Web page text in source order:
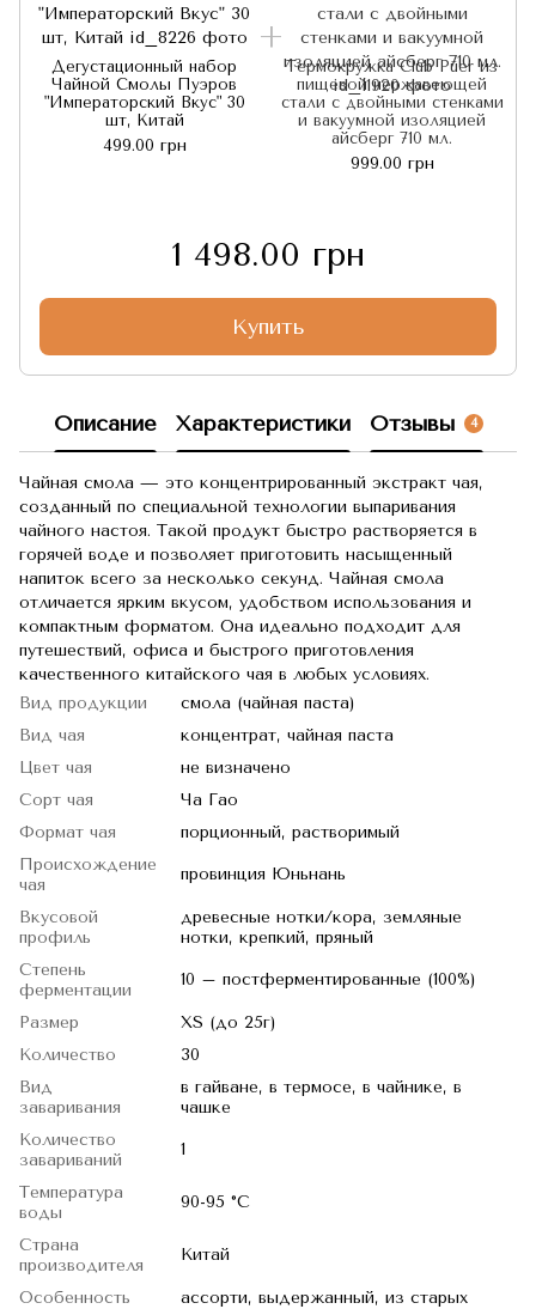
Дегустационный набор
Чайной Смолы Пуэров
"Императорский Вкус" 30
шт, Китай
499.00 грн
Термокружка Club Puer из
пищевой нержавеющей
стали с двойными стенками
и вакуумной изоляцией
айсберг 710 мл.
999.00 грн
1 498.00 грн
Купить
Описание Характеристики Отзывы 4
Чайная смола — это концентрированный экстракт чая,
созданный по специальной технологии выпаривания
чайного настоя. Такой продукт быстро растворяется в
горячей воде и позволяет приготовить насыщенный
напиток всего за несколько секунд. Чайная смола
отличается ярким вкусом, удобством использования и
компактным форматом. Она идеально подходит для
путешествий, офиса и быстрого приготовления
качественного китайского чая в любых условиях.
Вид продукции
смола (чайная паста)
Вид чая
концентрат, чайная паста
Цвет чая
не визначено
Сорт чая
Ча Гао
Формат чая
порционный, растворимый
Происхождение
чая
провинция Юньнань
Вкусовой
профиль
древесные нотки/кора, земляные
нотки, крепкий, пряный
Степень
ферментации
10 – постферментированные (100%)
Размер
XS (до 25г)
Количество
30
Вид
заваривания
в гайване, в термосе, в чайнике, в
чашке
Количество
завариваний
1
Температура
воды
90-95 °C
Страна
производителя
Китай
Особенность
ассорти, выдержанный, из старых